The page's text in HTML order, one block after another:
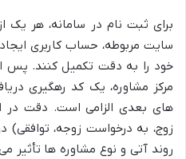
برای ثبت نام در سامانه، هر یک
سایت مربوطه، حساب کاربری
خود را به دقت تکمیل کنند. پس
مرکز مشاوره، یک کد رهگیری
های بعدی الزامی است. دقت در
زوج، به درخواست زوجه، توافقی)
روند آتی و نوع مشاوره ها تأثیر